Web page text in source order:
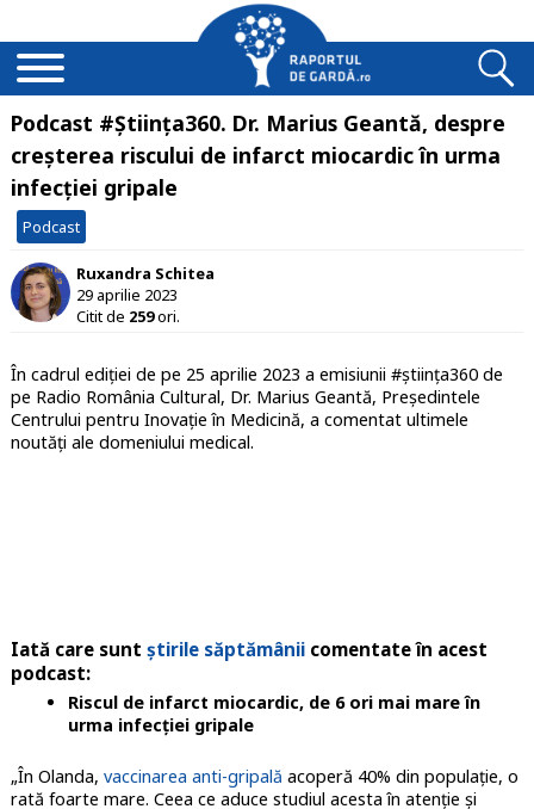
Podcast #Știința360. Dr. Marius Geantă, despre
creșterea riscului de infarct miocardic în urma
infecției gripale
Podcast
Ruxandra Schitea
29 aprilie 2023
Citit de 259ori.
În cadrul ediției de pe 25 aprilie 2023 a emisiunii #știința360 de
pe Radio România Cultural, Dr. Marius Geantă, Președintele
Centrului pentru Inovație în Medicină, a comentat ultimele
noutăți ale domeniului medical.
Iată care sunt știrile săptămâniicomentate în acest
podcast:
Riscul de infarct miocardic, de 6 ori mai mare în
urma infecției gripale
„În Olanda, vaccinarea anti-gripală acoperă 40% din populație, o
rată foarte mare. Ceea ce aduce studiul acesta în atenție și